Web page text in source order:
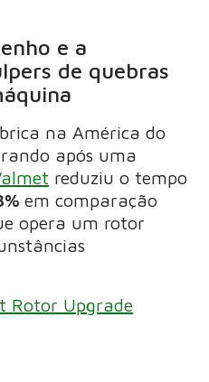
e a
de quebras
na América do
após uma
reduziu o tempo
em comparação
opera um rotor
Rotor Upgrade